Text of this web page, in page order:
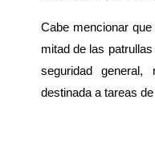
Cabe mencionar
mitad de las
seguridad
destinada a tareas